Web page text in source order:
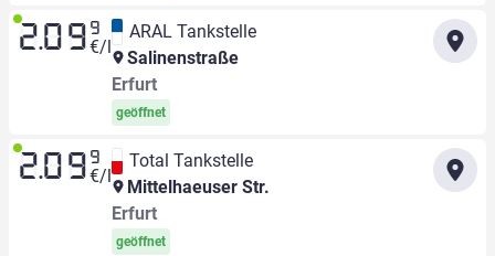
2.09 9
€/l
ARAL Tankstelle
Salinenstraße
Erfurt
geöffnet
2.09 9
€/l
Total Tankstelle
Mittelhaeuser Str.
Erfurt
geöffnet